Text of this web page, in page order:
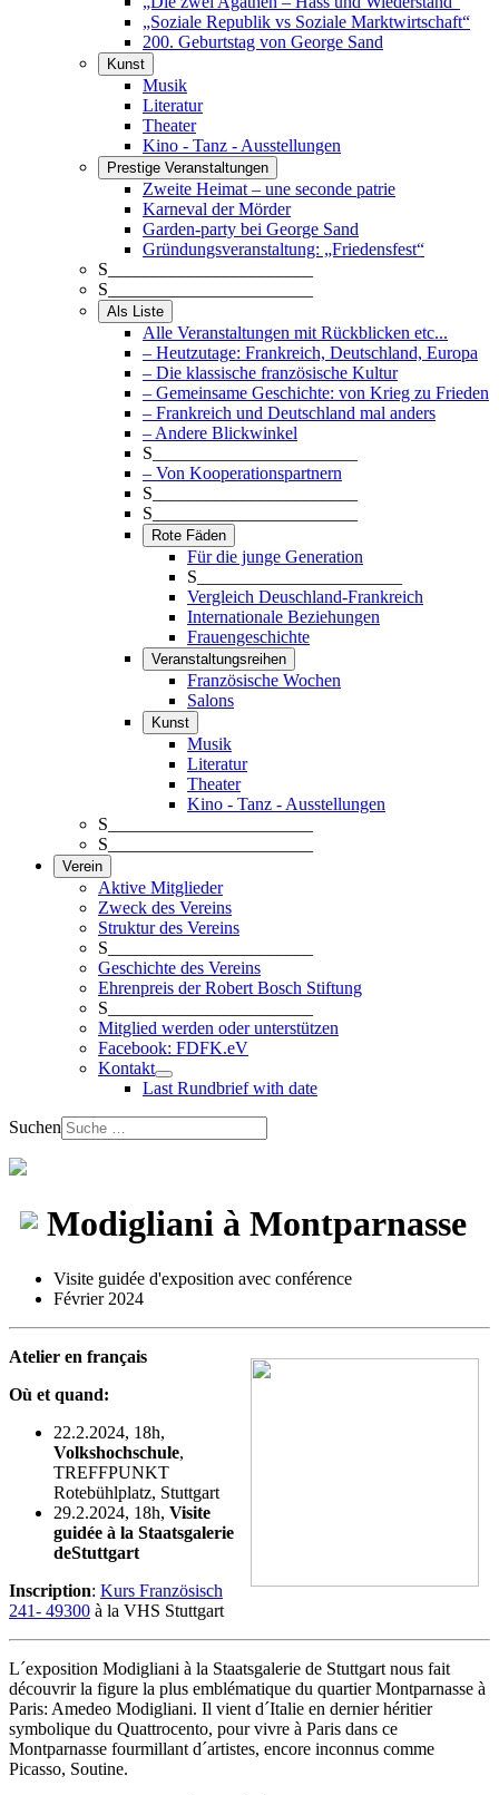
„Soziale Republik vs Soziale Marktwirtschaft“
200. Geburtstag von George Sand
Kunst
Musik
Literatur
Theater
Kino - Tanz - Ausstellungen
Prestige Veranstaltungen
Zweite Heimat – une seconde patrie
Karneval der Mörder
Garden-party bei George Sand
Gründungsveranstaltung: „Friedensfest“
S_______________________
S_______________________
Als Liste
Alle Veranstaltungen mit Rückblicken etc...
– Heutzutage: Frankreich, Deutschland, Europa
– Die klassische französische Kultur
– Gemeinsame Geschichte: von Krieg zu Frieden
– Frankreich und Deutschland mal anders
– Andere Blickwinkel
S_______________________
– Von Kooperationspartnern
S_______________________
S_______________________
Rote Fäden
Für die junge Generation
S_______________________
Vergleich Deuschland-Frankreich
Internationale Beziehungen
Frauengeschichte
Veranstaltungsreihen
Französische Wochen
Salons
Kunst
Musik
Literatur
Theater
Kino - Tanz - Ausstellungen
S_______________________
S_______________________
Verein
Aktive Mitglieder
Zweck des Vereins
Struktur des Vereins
S_______________________
Geschichte des Vereins
Ehrenpreis der Robert Bosch Stiftung
S_______________________
Mitglied werden oder unterstützen
Facebook: FDFK.eV
Kontakt
Last Rundbrief with date
Suchen
Modigliani à Montparnasse
Visite guidée d'exposition avec conférence
Février 2024
Atelier en français
Où et quand:
22.2.2024, 18h,
Volkshoch­schule,
TREFFPUNKT
Rotebühlplatz, Stuttgart
29.2.2024, 18h, Visite
guidée à la Staatsgalerie
deStuttgart
Inscription: Kurs Französisch
241- 49300 à la VHS Stuttgart
L´exposition Modigliani à la Staatsgalerie de Stuttgart nous fait
découvrir la figure la plus emblématique du quartier Montparnasse à
Paris: Amedeo Modigliani. Il vient d´Italie en dernier héritier
symbolique du Quattrocento, pour vivre à Paris dans ce
Montparnasse fourmillant d´artistes, encore inconnus comme
Picasso, Soutine.